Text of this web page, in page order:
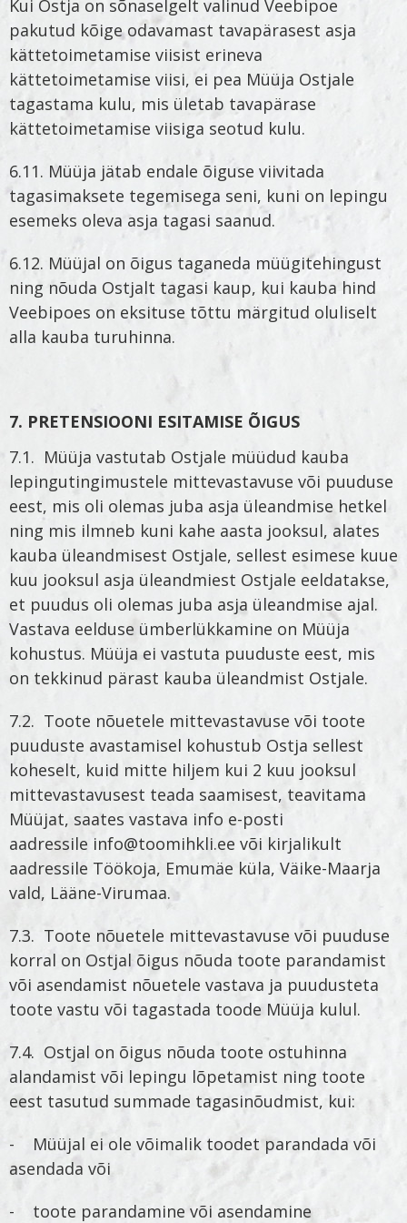
Kui Ostja on sõnaselgelt valinud Veebipoe
pakutud kõige odavamast tavapärasest asja
kättetoimetamise viisist erineva
kättetoimetamise viisi, ei pea Müüja Ostjale
tagastama kulu, mis ületab tavapärase
kättetoimetamise viisiga seotud kulu.
6.11. Müüja jätab endale õiguse viivitada
tagasimaksete tegemisega seni, kuni on lepingu
esemeks oleva asja tagasi saanud.
6.12. Müüjal on õigus taganeda müügitehingust
ning nõuda Ostjalt tagasi kaup, kui kauba hind
Veebipoes on eksituse tõttu märgitud oluliselt
alla kauba turuhinna.
7. PRETENSIOONI ESITAMISE ÕIGUS
7.1. Müüja vastutab Ostjale müüdud kauba
lepingutingimustele mittevastavuse või puuduse
eest, mis oli olemas juba asja üleandmise hetkel
ning mis ilmneb kuni kahe aasta jooksul, alates
kauba üleandmisest Ostjale, sellest esimese kuue
kuu jooksul asja üleandmiest Ostjale eeldatakse,
et puudus oli olemas juba asja üleandmise ajal.
Vastava eelduse ümberlükkamine on Müüja
kohustus. Müüja ei vastuta puuduste eest, mis
on tekkinud pärast kauba üleandmist Ostjale.
7.2. Toote nõuetele mittevastavuse või toote
puuduste avastamisel kohustub Ostja sellest
koheselt, kuid mitte hiljem kui 2 kuu jooksul
mittevastavusest teada saamisest, teavitama
Müüjat, saates vastava info e-posti
aadressile info@toomihkli.ee või kirjalikult
aadressile Töökoja, Emumäe küla, Väike-Maarja
vald, Lääne-Virumaa.
7.3. Toote nõuetele mittevastavuse või puuduse
korral on Ostjal õigus nõuda toote parandamist
või asendamist nõuetele vastava ja puudusteta
toote vastu või tagastada toode Müüja kulul.
7.4. Ostjal on õigus nõuda toote ostuhinna
alandamist või lepingu lõpetamist ning toote
eest tasutud summade tagasinõudmist, kui:
- Müüjal ei ole võimalik toodet parandada või
asendada või
- toote parandamine või asendamine